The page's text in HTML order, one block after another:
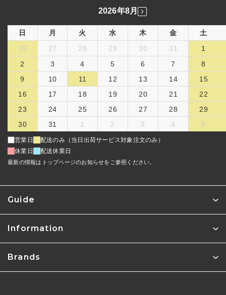
Guide
Information
Brands
2026年8月
日 月 火 水 木 金
土
26
27 28 29 30 31
1
2
3 4 5 6 7
8
9
10 11 12 13 14
15
16
17 18 19 20 21
22
23
24 25 26 27 28
29
30
31 1 2 3 4 5
営業日
配送のみ（当日出荷サービス対象注文のみ）
休業日
配送休業日
最新の情報はトップページのお知らせをご参照ください。